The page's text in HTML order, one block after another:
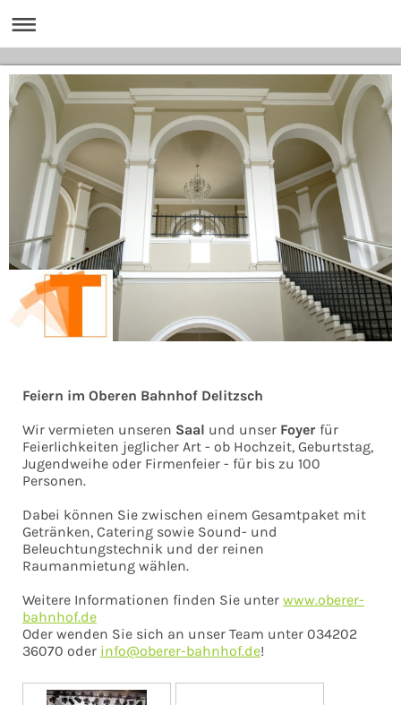
Feiern im Oberen Bahnhof Delitzsch
Wir vermieten unseren Saal und unser Foyer für
Feierlichkeiten jeglicher Art - ob Hochzeit, Geburtstag,
Jugendweihe oder Firmenfeier - für bis zu 100
Personen.
Dabei können Sie zwischen einem Gesamtpaket mit
Getränken, Catering sowie Sound- und
Beleuchtungstechnik und der reinen
Raumanmietung wählen.
Weitere Informationen finden Sie unter www.oberer-
bahnhof.de
Oder wenden Sie sich an unser Team unter 034202
36070 oder info@oberer-bahnhof.de!